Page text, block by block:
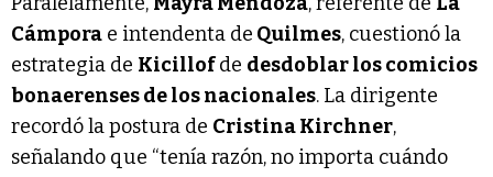
Cámpora e intendenta de Quilmes, cuestionó la
estrategia de Kicillofde desdoblar los comicios
bonaerenses de los nacionales. La dirigente
recordó la postura de Cristina Kirchner,
señalando que “tenía razón, no importa cuándo